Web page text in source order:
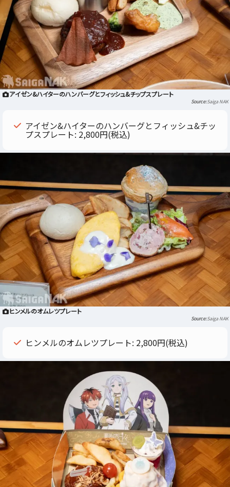
アイゼン&ハイターのハンバーグとフィッシュ&チップスプレート
Saiga NAK
アイゼン&ハイターのハンバーグとフィッシュ&チッ
プスプレート: 2,800円(税込)
ヒンメルのオムレツプレート
Saiga NAK
ヒンメルのオムレツプレート: 2,800円(税込)